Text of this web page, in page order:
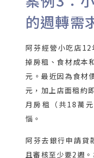
的週轉需
阿芬經營小吃店
掉房租、食材成本
元。最近因為食材
元，加上店面租約
月房租（共18萬
惱。
阿芬去銀行申請貸
且審核至少要2週